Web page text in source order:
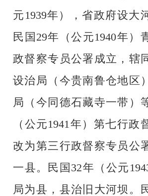
元1939年），省政府设大
民国29年（公元1940年）
政督察专员公署成立，辖
设治局（今贵南鲁仓地区
局（今同德石藏寺一带）
（公元1941年）第七行政
改为第三行政督察专员公
一县。民国32年（公元
局为县，县治旧大河坝。